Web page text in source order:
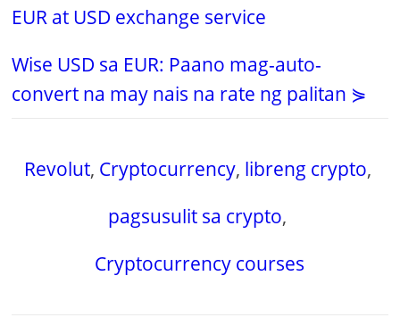
EUR at USD exchange service
Wise USD sa EUR: Paano mag-auto-
convert na may nais na rate ng palitan ⋟
Revolut, Cryptocurrency, libreng crypto,
pagsusulit sa crypto,
Cryptocurrency courses